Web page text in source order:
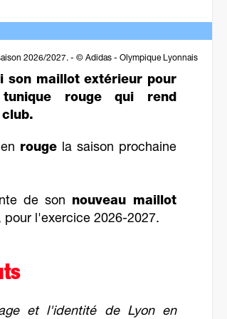
2026/2027. - © Adidas - Olympique Lyonnais
son maillot extérieur pour
rouge qui rend
rougela saison prochaine
de son nouveau maillot
l'exercice 2026-2027.
et l'identité de Lyon en